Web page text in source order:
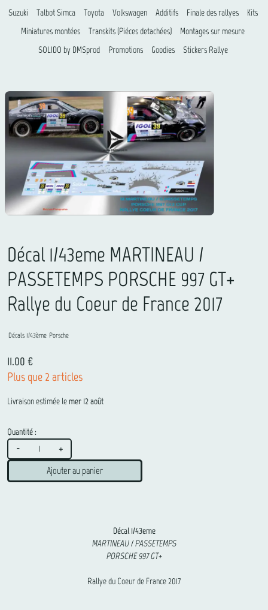
Suzuki
Talbot Simca Toyota Volkswagen Additifs Finale des rallyes
Kits
Miniatures montées
Transkits (Piéces detachées)
Montages sur mesure
SOLIDO by DMSprod
Promotions Goodies Stickers Rallye
Décal 1/43eme MARTINEAU /
PASSETEMPS PORSCHE 997 GT+
Rallye du Coeur de France 2017
Décals 1/43ème Porsche
11.00 €
Plus que 2 articles
Livraison estimée lemer 12 août
Quantité :
- +
Ajouter au panier
Décal 1/43eme
MARTINEAU / PASSETEMPS
PORSCHE 997 GT+
Rallye du Coeur de France 2017